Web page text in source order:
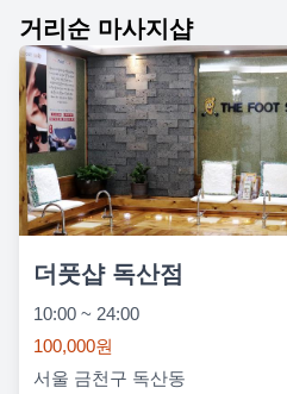
거리순 마사지샵
더풋샵 독산점
10:00 ~ 24:00
100,000원
서울 금천구 독산동